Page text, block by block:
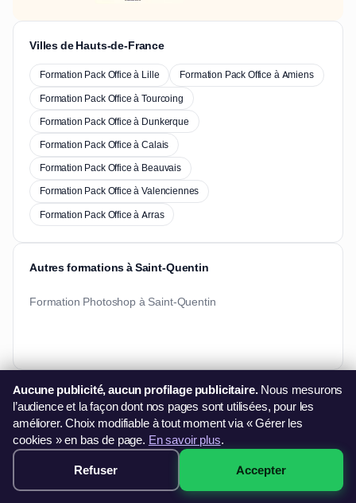
Villes de Hauts-de-France
Formation Pack Office à Lille
Formation Pack Office à Amiens
Formation Pack Office à Tourcoing
Formation Pack Office à Dunkerque
Formation Pack Office à Calais
Formation Pack Office à Beauvais
Formation Pack Office à Valenciennes
Formation Pack Office à Arras
Autres formations à Saint-Quentin
Formation Photoshop à Saint-Quentin
Besoin d'informations ?
Vous souhaitez en savoir plus sur nos formations ?
06 44 60 79 11
contact@francefg.fr
499€ · Voir les sessions →
Aucune publicité, aucun profilage publicitaire.Nous mesurons
l’audience et la façon dont nos pages sont utilisées, pour les
améliorer. Choix modifiable à tout moment via « Gérer les
cookies » en bas de page. En savoir plus.
Refuser Accepter